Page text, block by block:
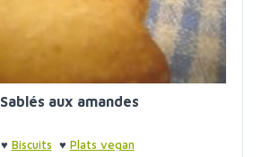
Sablés aux amandes
♥ Biscuits ♥ Plats vegan